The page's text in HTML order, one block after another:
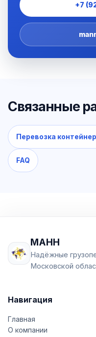
+7
Связанные
Перевозка
FAQ
МАНН
Надёжные
Московской
Навигация
Главная
О компании